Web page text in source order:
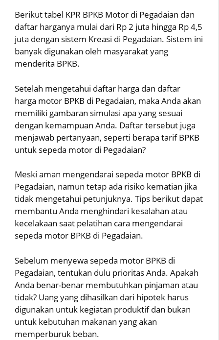
Berikut tabel KPR BPKB Motor di Pegadaian dan
daftar harganya mulai dari Rp 2 juta hingga Rp 4,5
juta dengan sistem Kreasi di Pegadaian. Sistem ini
banyak digunakan oleh masyarakat yang
menderita BPKB.
Setelah mengetahui daftar harga dan daftar
harga motor BPKB di Pegadaian, maka Anda akan
memiliki gambaran simulasi apa yang sesuai
dengan kemampuan Anda. Daftar tersebut juga
menjawab pertanyaan, seperti berapa tarif BPKB
untuk sepeda motor di Pegadaian?
Meski aman mengendarai sepeda motor BPKB di
Pegadaian, namun tetap ada risiko kematian jika
tidak mengetahui petunjuknya. Tips berikut dapat
membantu Anda menghindari kesalahan atau
kecelakaan saat pelatihan cara mengendarai
sepeda motor BPKB di Pegadaian.
Sebelum menyewa sepeda motor BPKB di
Pegadaian, tentukan dulu prioritas Anda. Apakah
Anda benar-benar membutuhkan pinjaman atau
tidak? Uang yang dihasilkan dari hipotek harus
digunakan untuk kegiatan produktif dan bukan
untuk kebutuhan makanan yang akan
memperburuk beban.